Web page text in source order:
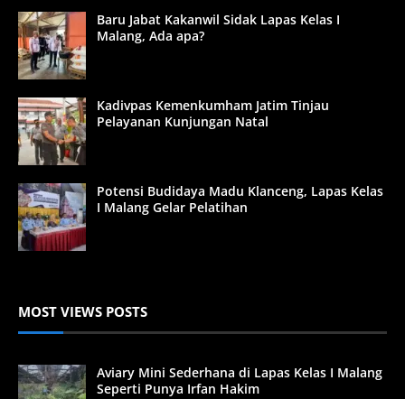
Baru Jabat Kakanwil Sidak Lapas Kelas I
Malang, Ada apa?
Kadivpas Kemenkumham Jatim Tinjau
Pelayanan Kunjungan Natal
Potensi Budidaya Madu Klanceng, Lapas Kelas
I Malang Gelar Pelatihan
MOST VIEWS POSTS
Aviary Mini Sederhana di Lapas Kelas I Malang
Seperti Punya Irfan Hakim